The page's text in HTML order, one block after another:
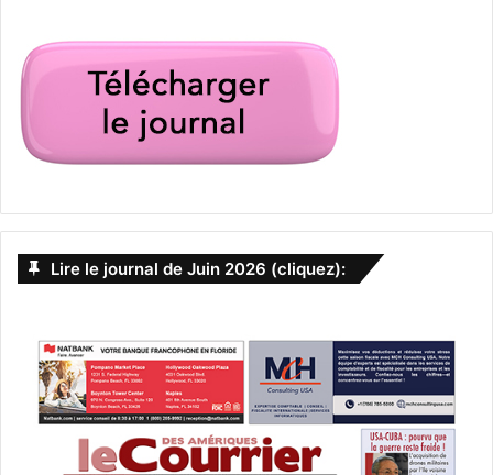
Lire le journal de Juin 2026 (cliquez):